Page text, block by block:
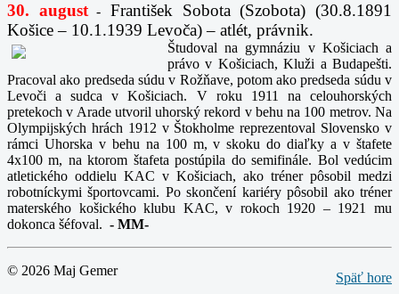
30. august-
František Sobota (Szobota) (30.8.1891
Košice – 10.1.1939 Levoča) – atlét, právnik.
Študoval na gymnáziu v Košiciach a
právo v Košiciach, Kluži a Budapešti.
Pracoval ako predseda súdu v Rožňave, potom ako predseda súdu v
Levoči a sudca v Košiciach. V roku 1911 na celouhorských
pretekoch v Arade utvoril uhorský rekord v behu na 100 metrov. Na
Olympijských hrách 1912 v Štokholme reprezentoval Slovensko v
rámci Uhorska v behu na 100 m, v skoku do diaľky a v štafete
4x100 m, na ktorom štafeta postúpila do semifinále. Bol vedúcim
atletického oddielu KAC v Košiciach, ako tréner pôsobil medzi
robotníckymi športovcami. Po skončení kariéry pôsobil ako tréner
materského košického klubu KAC, v rokoch 1920 – 1921 mu
dokonca šéfoval. - MM-
Späť hore
© 2026 Maj Gemer